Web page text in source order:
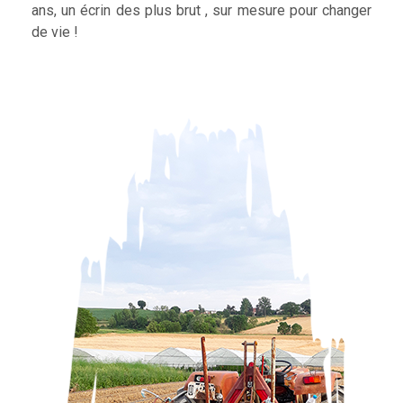
ans, un écrin des plus brut , sur mesure pour changer
de vie !